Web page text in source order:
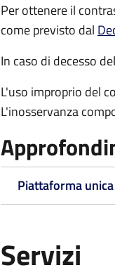
Per ottenere il
come previsto dal
In caso di decesso
L'uso improprio del
L'inosservanza
Piattaforma
Servizi